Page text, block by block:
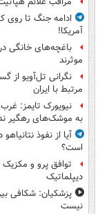
ادامه جنگ تا روی
آمریکا!
باغچه‌های خانگی
موثرند
نگرانی تل‌آویو
مرتبط با ایران
نیویورک تایمز:
به موشک‌های رهگیر
آیا از نفوذ
است؟
توافق پرو و
دیپلماتیک
پزشکیان: شکافی
نیست